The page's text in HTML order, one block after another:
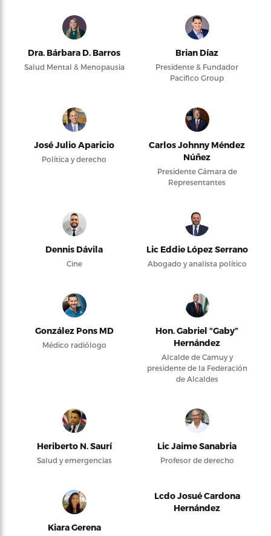
Dra. Bárbara D. Barros
Salud Mental & Menopausia
Brian Díaz
Presidente & Fundador
Pacifico Group
José Julio Aparicio
Política y derecho
Carlos Johnny Méndez
Núñez
Presidente Cámara de
Representantes
Dennis Dávila
Cine
Lic Eddie López Serrano
Abogado y analista político
González Pons MD
Médico radiólogo
Hon. Gabriel “Gaby”
Hernández
Alcalde de Camuy y
presidente de la Federación
de Alcaldes
Heriberto N. Saurí
Salud y emergencias
Lic Jaime Sanabria
Profesor de derecho
Kiara Gerena
Lcdo Josué Cardona
Hernández